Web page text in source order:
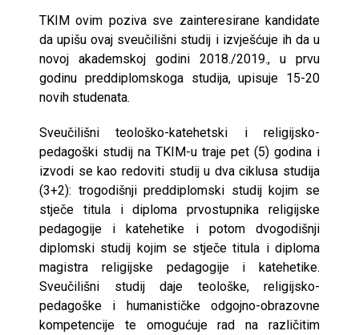
TKIM ovim poziva sve zainteresirane kandidate
da upišu ovaj sveučilišni studij i izvješćuje ih da u
novoj akademskoj godini 2018./2019., u prvu
godinu preddiplomskoga studija, upisuje 15-20
novih studenata.
Sveučilišni teološko-katehetski i religijsko-
pedagoški studij na TKIM-u traje pet (5) godina i
izvodi se kao redoviti studij u dva ciklusa studija
(3+2): trogodišnji preddiplomski studij kojim se
stječe titula i diploma prvostupnika religijske
pedagogije i katehetike i potom dvogodišnji
diplomski studij kojim se stječe titula i diploma
magistra religijske pedagogije i katehetike.
Sveučilišni studij daje teološke, religijsko-
pedagoške i humanističke odgojno-obrazovne
kompetencije te omogućuje rad na različitim